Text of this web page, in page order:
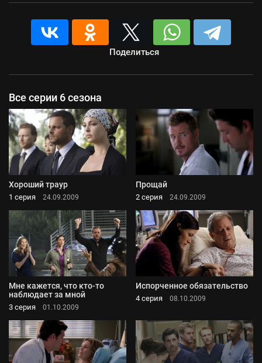
Поделиться
Все серии 6 сезона
Хороший траур
1 серия 24.09.2009
Прощай
2 серия 24.09.2009
Мне кажется, что кто-то
наблюдает за мной
3 серия 01.10.2009
Испорченное обязательство
4 серия 08.10.2009